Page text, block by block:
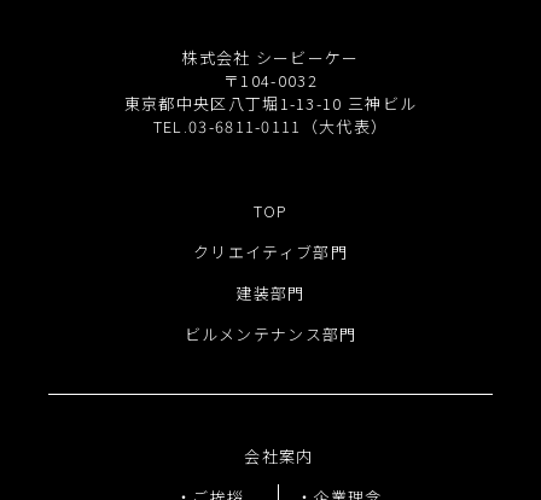
株式会社 シービーケー
〒104-0032
東京都中央区八丁堀1-13-10 三神ビル
TEL.03-6811-0111（大代表）
TOP
クリエイティブ部門
建装部門
ビルメンテナンス部門
会社案内